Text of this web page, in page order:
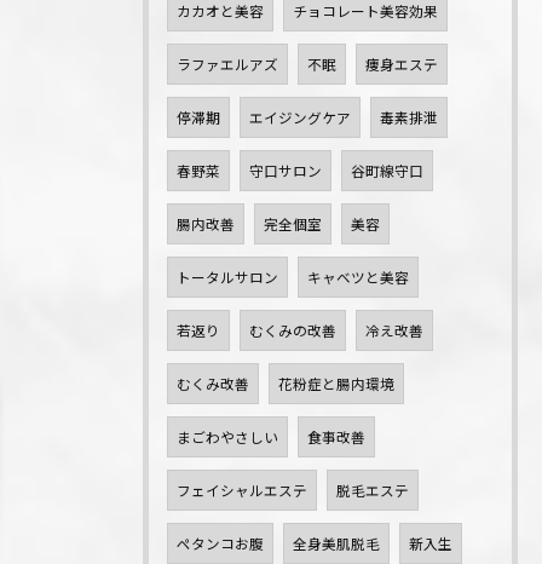
カカオと美容 チョコレート美容効果
ラファエルアズ 不眠 痩身エステ
停滞期 エイジングケア 毒素排泄
春野菜 守口サロン 谷町線守口
腸内改善 完全個室 美容
トータルサロン キャベツと美容
若返り むくみの改善 冷え改善
むくみ改善 花粉症と腸内環境
まごわやさしい 食事改善
フェイシャルエステ 脱毛エステ
ペタンコお腹 全身美肌脱毛 新入生